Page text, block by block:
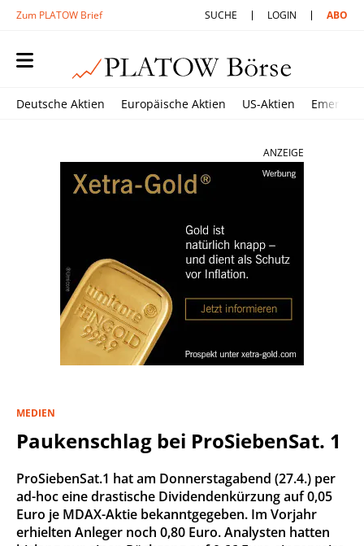
Zum PLATOW Brief SUCHE LOGIN ABO
Deutsche Aktien Europäische Aktien US-Aktien
ANZEIGE
MEDIEN
Paukenschlag bei ProSiebenSat. 1
ProSiebenSat.1 hat am Donnerstagabend (27.4.) per
ad-hoc eine drastische Dividendenkürzung auf 0,05
Euro je MDAX-Aktie bekanntgegeben. Im Vorjahr
erhielten Anleger noch 0,80 Euro. Analysten hatten